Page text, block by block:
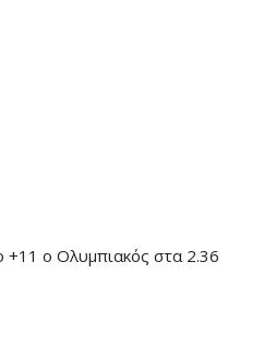
+11 ο Ολυμπιακός στα 2.36